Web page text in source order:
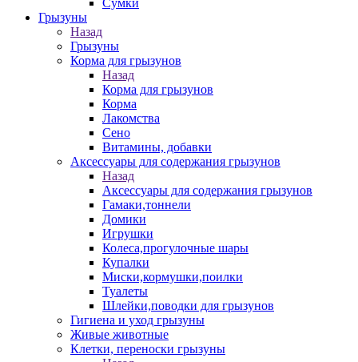
Сумки
Грызуны
Назад
Грызуны
Корма для грызунов
Назад
Корма для грызунов
Корма
Лакомства
Сено
Витамины, добавки
Аксессуары для содержания грызунов
Назад
Аксессуары для содержания грызунов
Гамаки,тоннели
Домики
Игрушки
Колеса,прогулочные шары
Купалки
Миски,кормушки,поилки
Туалеты
Шлейки,поводки для грызунов
Гигиена и уход грызуны
Живые животные
Клетки, переноски грызуны